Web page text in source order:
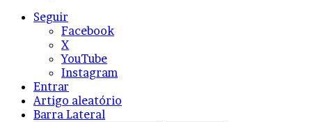
Seguir
Facebook
X
YouTube
Instagram
Entrar
Artigo aleatório
Barra Lateral